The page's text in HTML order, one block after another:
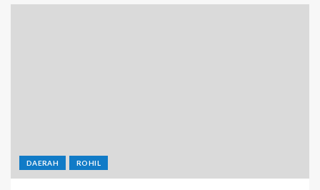
DAERAH ROHIL